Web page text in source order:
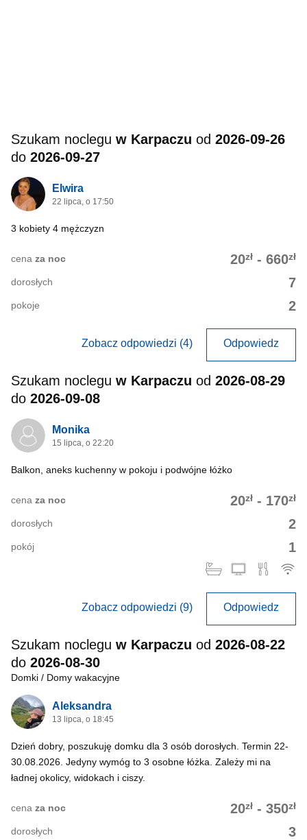
Szukam noclegu w Karpaczu od 2026-09-26
do 2026-09-27
Elwira
22 lipca, o 17:50
3 kobiety 4 mężczyzn
20zł - 660zł
cena za noc
7
dorosłych
2
pokoje
Zobacz odpowiedzi (4) Odpowiedz
Szukam noclegu w Karpaczu od 2026-08-29
do 2026-09-08
Monika
15 lipca, o 22:20
Balkon, aneks kuchenny w pokoju i podwójne łóżko
20zł - 170zł
cena za noc
2
dorosłych
1
pokój
Zobacz odpowiedzi (9) Odpowiedz
Szukam noclegu w Karpaczu od 2026-08-22
do 2026-08-30
Domki / Domy wakacyjne
Aleksandra
13 lipca, o 18:45
Dzień dobry, poszukuję domku dla 3 osób dorosłych. Termin 22-
30.08.2026. Jedyny wymóg to 3 osobne łóżka. Zależy mi na
ładnej okolicy, widokach i ciszy.
20zł - 350zł
cena za noc
3
dorosłych